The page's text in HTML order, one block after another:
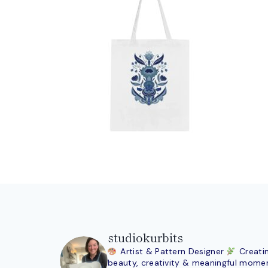
studiokurbits
Artist & Pattern Designer
beauty, creativity & meaningful